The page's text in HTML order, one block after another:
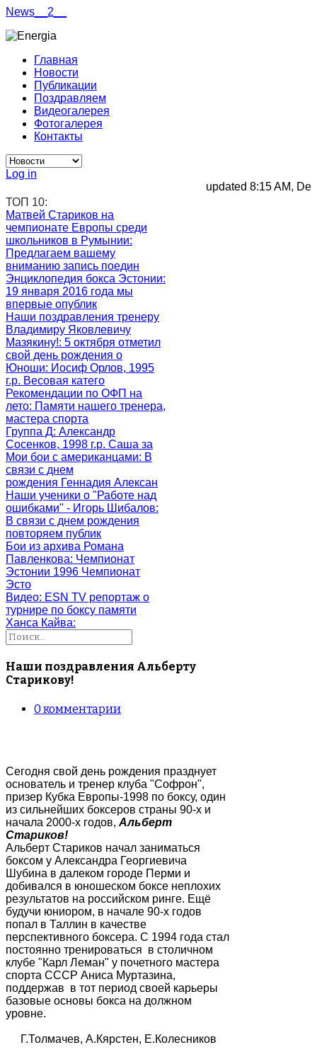
News__2__
Главная
Новости
Публикации
Поздравляем
Видеогалерея
Фотогалерея
Контакты
Log in
updated 8:15 AM, Dec
ТОП 10:
Матвей Стариков на
чемпионате Европы среди
школьников в Румынии:
Предлагаем вашему
вниманию запись поедин
Энциклопедия бокса Эстонии:
19 января 2016 года мы
впервые опублик
Наши поздравления тренеру
Владимиру Яковлевичу
Мазякину!: 5 октября отметил
свой день рождения о
Юноши: Иосиф Орлов, 1995
г.р. Весовая катего
Рекомендации по ОФП на
лето: Памяти нашего тренера,
мастера спорта
Группа Д: Александр
Сосенков, 1998 г.р. Саша за
Мои бои с американцами: В
связи с днем
рождения Геннадия Алексан
Наши ученики о "Работе над
ошибками" - Игорь Шибалов:
В связи с днем рождения
повторяем публик
Бои из архива Романа
Павленкова: Чемпионат
Эстонии 1996 Чемпионат
Эсто
Видео: ESN TV репортаж о
турнире по боксу памяти
Ханса Кайва:
Наши поздравления Альберту
Старикову!
0 комментарии
Cегодня свой день рождения празднует
основатель и тренер клуба "Софрон",
призер Кубка Европы-1998 по боксу, один
из сильнейших боксеров страны 90-х и
начала 2000-х годов, Альберт
Стариков!
Альберт Стариков начал заниматься
боксом у Александра Георгиевича
Шубина в далеком городе Перми и
добивался в юношеском боксе неплохих
результатов на российском ринге. Ещё
будучи юниором, в начале 90-х годов
попал в Таллин в качестве
перспективного боксера. С 1994 года стал
постоянно тренироваться в столичном
клубе "Карл Леман" у почетного мастера
спорта СССР Аниса Муртазина,
поддержав в тот период своей карьеры
базовые основы бокса на должном
уровне.
Г.Толмачев, А.Кярстен, Е.Колесников